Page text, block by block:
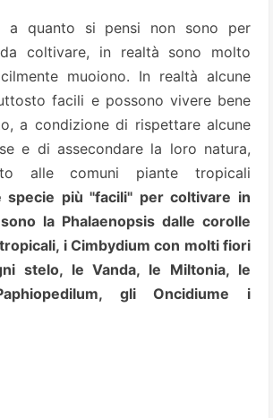
a quanto si pensi non sono per
coltivare, in realtà sono molto
muoiono. In realtà alcune
facili e possono vivere bene
a condizione di rispettare alcune
e di assecondare la loro natura,
alle comuni piante tropicali
specie più "facili" per coltivare in
la Phalaenopsis dalle corolle
i Cimbydium con molti fiori
stelo, le Vanda, le Miltonia, le
gli Oncidiume i